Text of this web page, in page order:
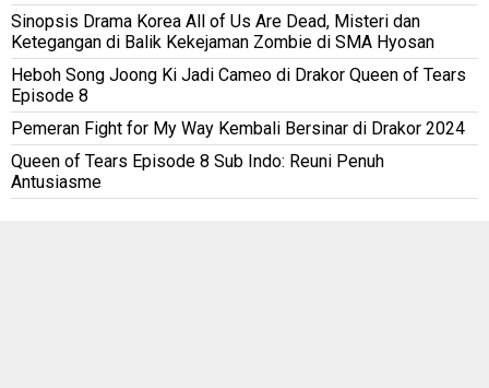
Sinopsis Drama Korea All of Us Are Dead, Misteri dan
Ketegangan di Balik Kekejaman Zombie di SMA Hyosan
Heboh Song Joong Ki Jadi Cameo di Drakor Queen of Tears
Episode 8
Pemeran Fight for My Way Kembali Bersinar di Drakor 2024
Queen of Tears Episode 8 Sub Indo: Reuni Penuh
Antusiasme